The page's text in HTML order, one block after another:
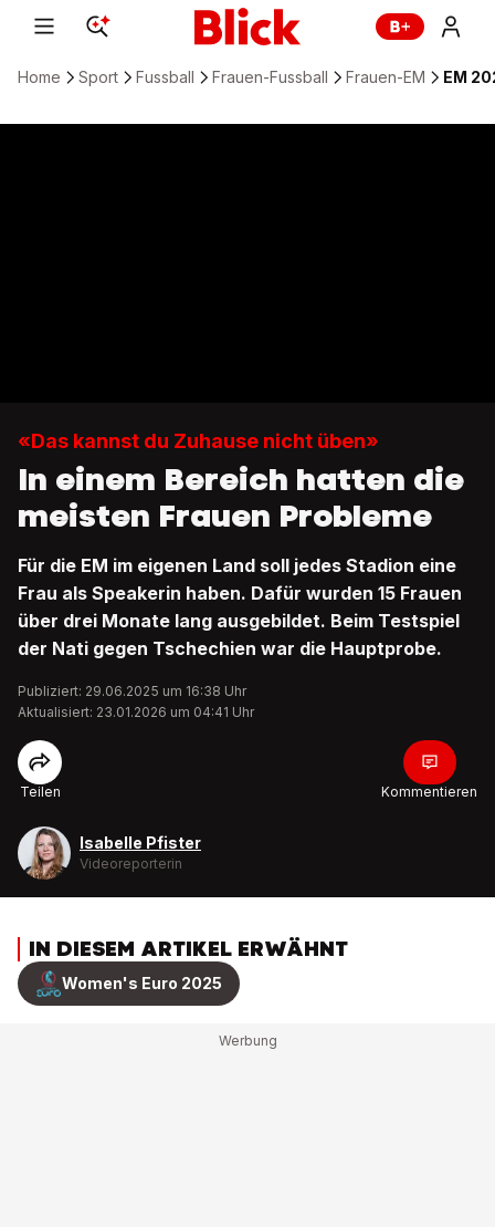
Home Sport Fussball Frauen-Fussball Frauen-EM EM
«Das kannst du Zuhause nicht üben»
In einem Bereich hatten die
meisten Frauen Probleme
Für die EM im eigenen Land soll jedes Stadion eine
Frau als Speakerin haben. Dafür wurden 15 Frauen
über drei Monate lang ausgebildet. Beim Testspiel
der Nati gegen Tschechien war die Hauptprobe.
Publiziert: 29.06.2025 um 16:38 Uhr
Aktualisiert: 23.01.2026 um 04:41 Uhr
Teilen Kommentieren
Isabelle Pfister
Videoreporterin
IN DIESEM ARTIKEL ERWÄHNT
Women's Euro 2025